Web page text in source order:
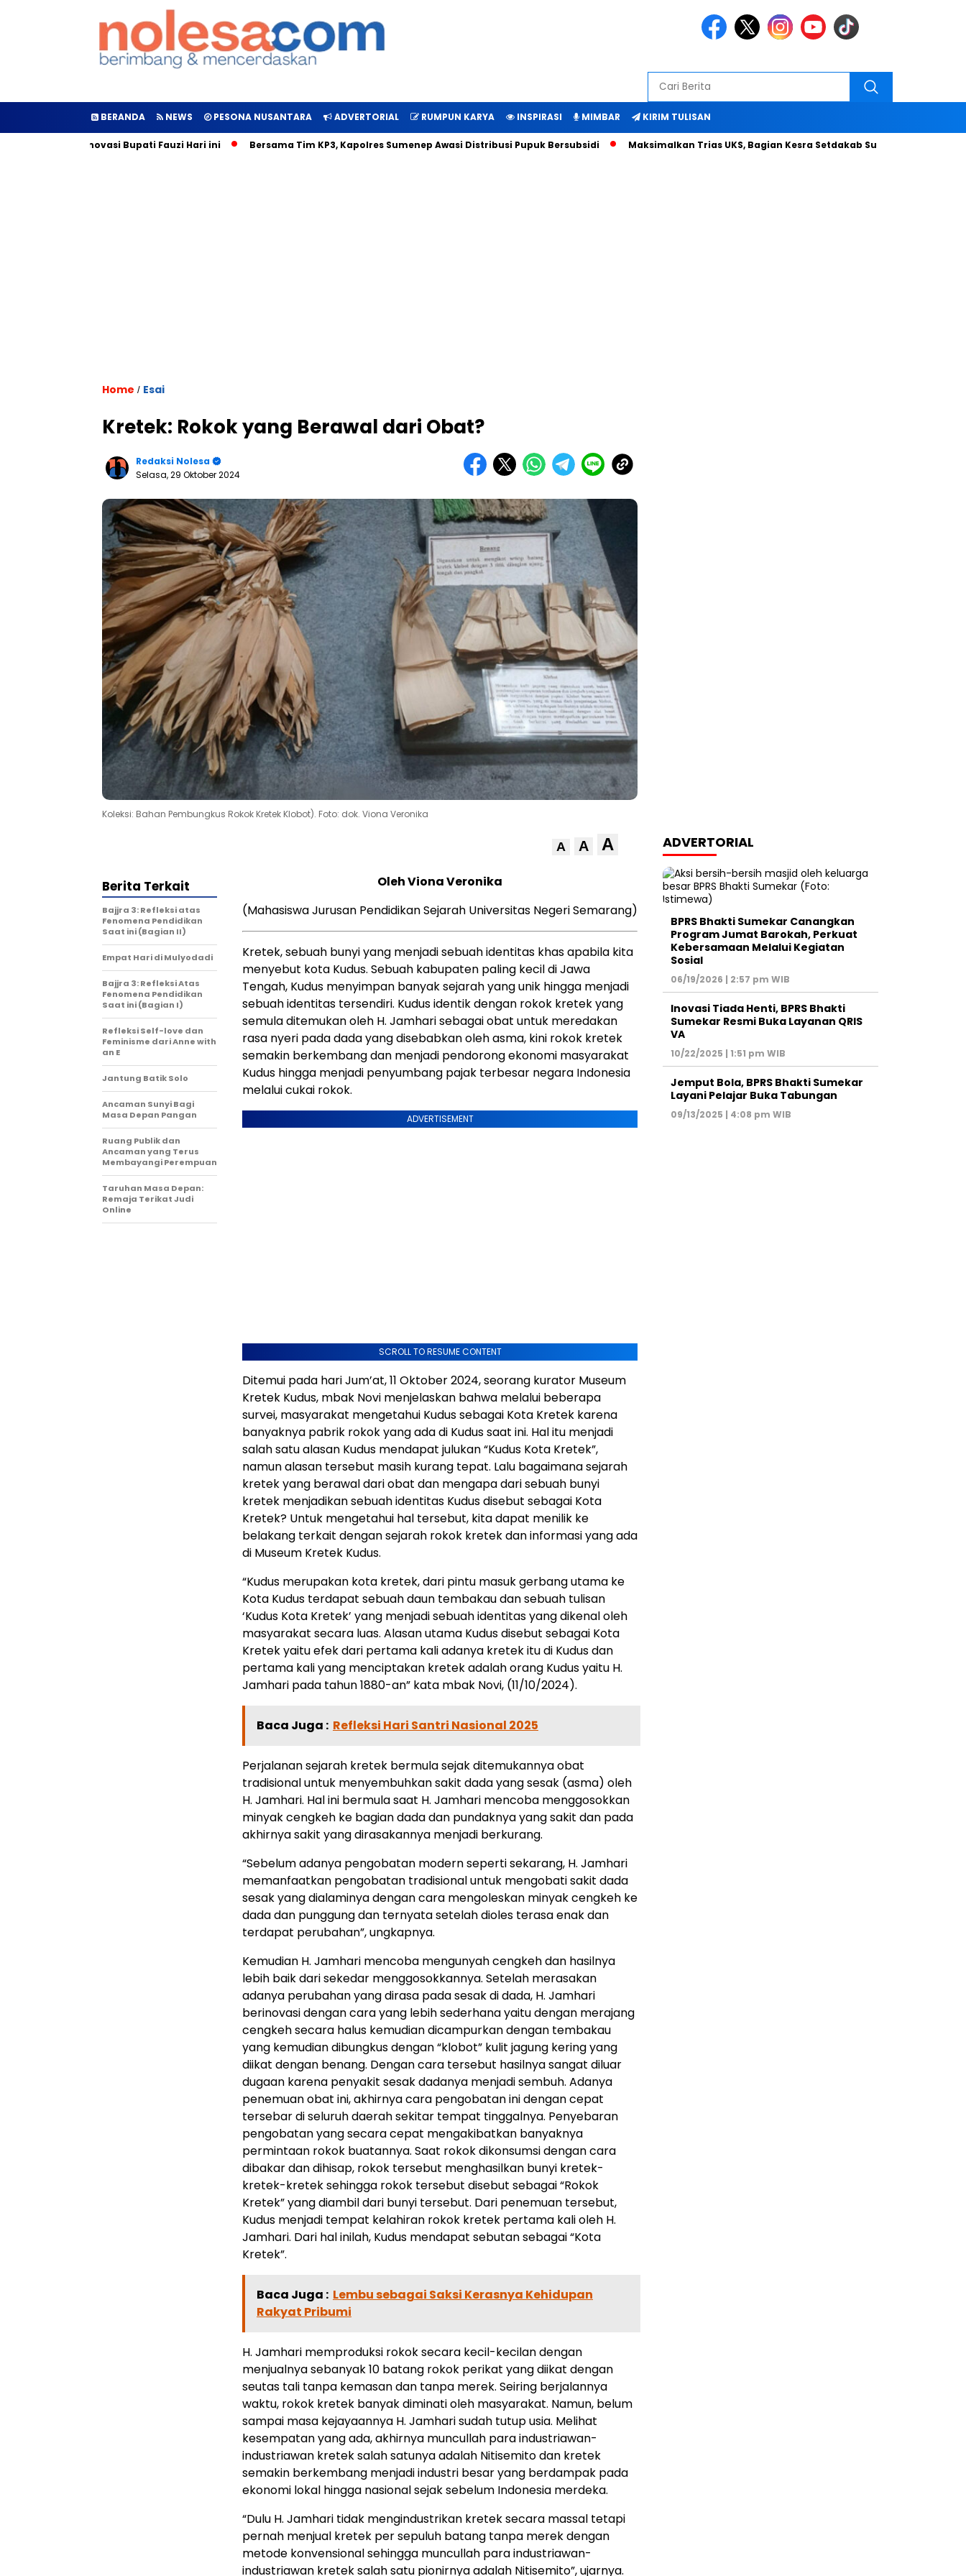
BERANDA NEWS PESONA NUSANTARA ADVERTORIAL RUMPUN KARYA INSPIRASI MIMBAR KIRIM TULISAN
112 Inovasi Bupati Fauzi Hari ini Bersama Tim KP3, Kapolres Sumenep Awasi Distribusi Pupuk Bersubsidi Maksimalkan Trias UKS, Bagian Kesra Setdakab Sumenep Gelar Rakerda
Home / Esai
Kretek: Rokok yang Berawal dari Obat?
Redaksi Nolesa
Selasa, 29 Oktober 2024
Koleksi: Bahan Pembungkus Rokok Kretek Klobot). Foto: dok. Viona Veronika
A A A
Oleh Viona Veronika
(Mahasiswa Jurusan Pendidikan Sejarah Universitas Negeri Semarang)
Kretek, sebuah bunyi yang menjadi sebuah identitas khas apabila kita
menyebut kota Kudus. Sebuah kabupaten paling kecil di Jawa
Tengah, Kudus menyimpan banyak sejarah yang unik hingga menjadi
sebuah identitas tersendiri. Kudus identik dengan rokok kretek yang
semula ditemukan oleh H. Jamhari sebagai obat untuk meredakan
rasa nyeri pada dada yang disebabkan oleh asma, kini rokok kretek
semakin berkembang dan menjadi pendorong ekonomi masyarakat
Kudus hingga menjadi penyumbang pajak terbesar negara Indonesia
melalui cukai rokok.
ADVERTISEMENT
SCROLL TO RESUME CONTENT
Ditemui pada hari Jum’at, 11 Oktober 2024, seorang kurator Museum
Kretek Kudus, mbak Novi menjelaskan bahwa melalui beberapa
survei, masyarakat mengetahui Kudus sebagai Kota Kretek karena
banyaknya pabrik rokok yang ada di Kudus saat ini. Hal itu menjadi
salah satu alasan Kudus mendapat julukan “Kudus Kota Kretek”,
namun alasan tersebut masih kurang tepat. Lalu bagaimana sejarah
kretek yang berawal dari obat dan mengapa dari sebuah bunyi
kretek menjadikan sebuah identitas Kudus disebut sebagai Kota
Kretek? Untuk mengetahui hal tersebut, kita dapat menilik ke
belakang terkait dengan sejarah rokok kretek dan informasi yang ada
di Museum Kretek Kudus.
“Kudus merupakan kota kretek, dari pintu masuk gerbang utama ke
Kota Kudus terdapat sebuah daun tembakau dan sebuah tulisan
‘Kudus Kota Kretek’ yang menjadi sebuah identitas yang dikenal oleh
masyarakat secara luas. Alasan utama Kudus disebut sebagai Kota
Kretek yaitu efek dari pertama kali adanya kretek itu di Kudus dan
pertama kali yang menciptakan kretek adalah orang Kudus yaitu H.
Jamhari pada tahun 1880-an” kata mbak Novi, (11/10/2024).
Baca Juga : Refleksi Hari Santri Nasional 2025
Perjalanan sejarah kretek bermula sejak ditemukannya obat
tradisional untuk menyembuhkan sakit dada yang sesak (asma) oleh
H. Jamhari. Hal ini bermula saat H. Jamhari mencoba menggosokkan
minyak cengkeh ke bagian dada dan pundaknya yang sakit dan pada
akhirnya sakit yang dirasakannya menjadi berkurang.
“Sebelum adanya pengobatan modern seperti sekarang, H. Jamhari
memanfaatkan pengobatan tradisional untuk mengobati sakit dada
sesak yang dialaminya dengan cara mengoleskan minyak cengkeh ke
dada dan punggung dan ternyata setelah dioles terasa enak dan
terdapat perubahan”, ungkapnya.
Kemudian H. Jamhari mencoba mengunyah cengkeh dan hasilnya
lebih baik dari sekedar menggosokkannya. Setelah merasakan
adanya perubahan yang dirasa pada sesak di dada, H. Jamhari
berinovasi dengan cara yang lebih sederhana yaitu dengan merajang
cengkeh secara halus kemudian dicampurkan dengan tembakau
yang kemudian dibungkus dengan “klobot” kulit jagung kering yang
diikat dengan benang. Dengan cara tersebut hasilnya sangat diluar
dugaan karena penyakit sesak dadanya menjadi sembuh. Adanya
penemuan obat ini, akhirnya cara pengobatan ini dengan cepat
tersebar di seluruh daerah sekitar tempat tinggalnya. Penyebaran
pengobatan yang secara cepat mengakibatkan banyaknya
permintaan rokok buatannya. Saat rokok dikonsumsi dengan cara
dibakar dan dihisap, rokok tersebut menghasilkan bunyi kretek-
kretek-kretek sehingga rokok tersebut disebut sebagai “Rokok
Kretek” yang diambil dari bunyi tersebut. Dari penemuan tersebut,
Kudus menjadi tempat kelahiran rokok kretek pertama kali oleh H.
Jamhari. Dari hal inilah, Kudus mendapat sebutan sebagai “Kota
Kretek”.
Baca Juga : Lembu sebagai Saksi Kerasnya Kehidupan
Rakyat Pribumi
H. Jamhari memproduksi rokok secara kecil-kecilan dengan
menjualnya sebanyak 10 batang rokok perikat yang diikat dengan
seutas tali tanpa kemasan dan tanpa merek. Seiring berjalannya
waktu, rokok kretek banyak diminati oleh masyarakat. Namun, belum
sampai masa kejayaannya H. Jamhari sudah tutup usia. Melihat
kesempatan yang ada, akhirnya muncullah para industriawan-
industriawan kretek salah satunya adalah Nitisemito dan kretek
semakin berkembang menjadi industri besar yang berdampak pada
ekonomi lokal hingga nasional sejak sebelum Indonesia merdeka.
“Dulu H. Jamhari tidak mengindustrikan kretek secara massal tetapi
pernah menjual kretek per sepuluh batang tanpa merek dengan
metode konvensional sehingga muncullah para industriawan-
industriawan kretek salah satu pionirnya adalah Nitisemito”, ujarnya.
Berita Terkait
Bajjra 3: Refleksi atas
Fenomena Pendidikan
Saat ini (Bagian II)
Empat Hari di Mulyodadi
Bajjra 3: Refleksi Atas
Fenomena Pendidikan
Saat ini (Bagian I)
Refleksi Self-love dan
Feminisme dari Anne with
an E
Jantung Batik Solo
Ancaman Sunyi Bagi
Masa Depan Pangan
Ruang Publik dan
Ancaman yang Terus
Membayangi Perempuan
Taruhan Masa Depan:
Remaja Terikat Judi
Online
ADVERTORIAL
BPRS Bhakti Sumekar Canangkan
Program Jumat Barokah, Perkuat
Kebersamaan Melalui Kegiatan
Sosial
06/19/2026 | 2:57 pm WIB
Inovasi Tiada Henti, BPRS Bhakti
Sumekar Resmi Buka Layanan QRIS
VA
10/22/2025 | 1:51 pm WIB
Jemput Bola, BPRS Bhakti Sumekar
Layani Pelajar Buka Tabungan
09/13/2025 | 4:08 pm WIB